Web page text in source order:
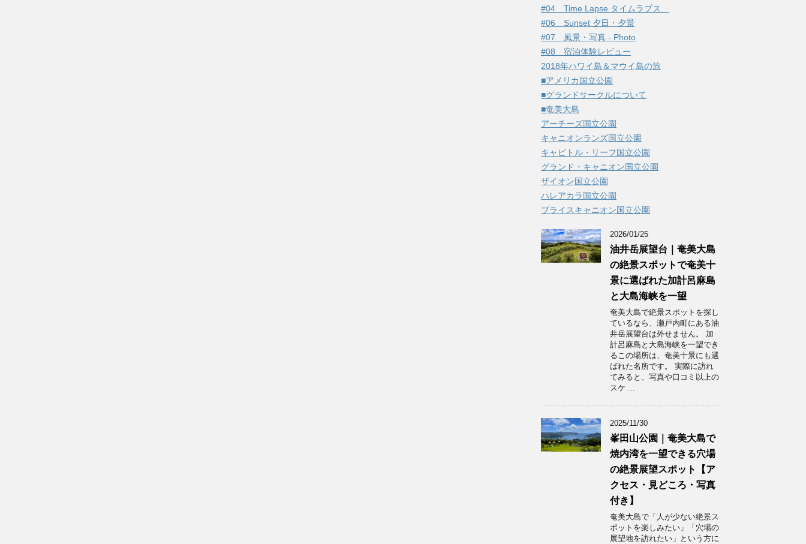
#04 Time Lapse タイムラプス
#06 Sunset 夕日・夕景
#07 風景・写真 - Photo
#08 宿泊体験レビュー
2018年ハワイ島＆マウイ島の旅
■アメリカ国立公園
■グランドサークルについて
■奄美大島
アーチーズ国立公園
キャニオンランズ国立公園
キャピトル・リーフ国立公園
グランド・キャニオン国立公園
ザイオン国立公園
ハレアカラ国立公園
ブライスキャニオン国立公園
2026/01/25
油井岳展望台｜奄美大島
の絶景スポットで奄美十
景に選ばれた加計呂麻島
と大島海峡を一望
奄美大島で絶景スポットを探し
ているなら、瀬戸内町にある油
井岳展望台は外せません。 加
計呂麻島と大島海峡を一望でき
るこの場所は、奄美十景にも選
ばれた名所です。 実際に訪れ
てみると、写真や口コミ以上の
スケ ...
2025/11/30
峯田山公園｜奄美大島で
焼内湾を一望できる穴場
の絶景展望スポット【ア
クセス・見どころ・写真
付き】
奄美大島で「人が少ない絶景ス
ポットを楽しみたい」「穴場の
展望地を訪れたい」という方に